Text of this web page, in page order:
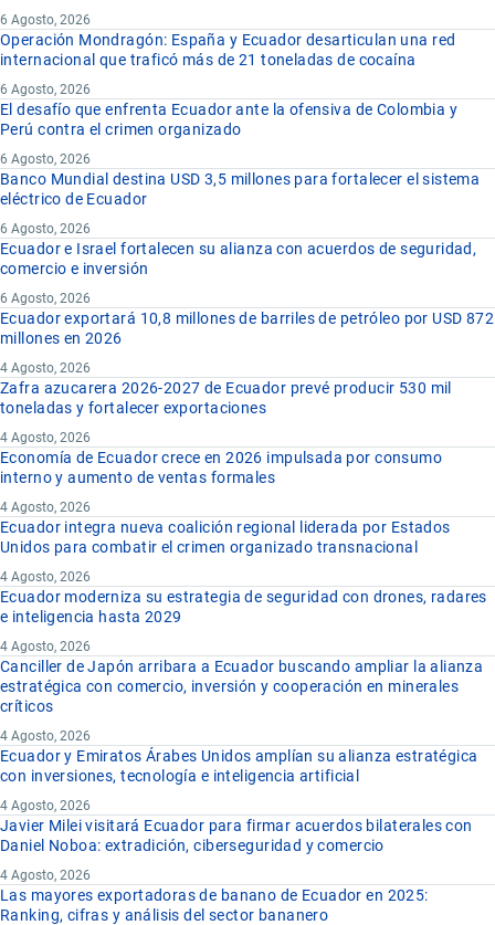
6 Agosto, 2026
Operación Mondragón: España y Ecuador desarticulan una red
internacional que traficó más de 21 toneladas de cocaína
6 Agosto, 2026
El desafío que enfrenta Ecuador ante la ofensiva de Colombia y
Perú contra el crimen organizado
6 Agosto, 2026
Banco Mundial destina USD 3,5 millones para fortalecer el sistema
eléctrico de Ecuador
6 Agosto, 2026
Ecuador e Israel fortalecen su alianza con acuerdos de seguridad,
comercio e inversión
6 Agosto, 2026
Ecuador exportará 10,8 millones de barriles de petróleo por USD 872
millones en 2026
4 Agosto, 2026
Zafra azucarera 2026-2027 de Ecuador prevé producir 530 mil
toneladas y fortalecer exportaciones
4 Agosto, 2026
Economía de Ecuador crece en 2026 impulsada por consumo
interno y aumento de ventas formales
4 Agosto, 2026
Ecuador integra nueva coalición regional liderada por Estados
Unidos para combatir el crimen organizado transnacional
4 Agosto, 2026
Ecuador moderniza su estrategia de seguridad con drones, radares
e inteligencia hasta 2029
4 Agosto, 2026
Canciller de Japón arribara a Ecuador buscando ampliar la alianza
estratégica con comercio, inversión y cooperación en minerales
críticos
4 Agosto, 2026
Ecuador y Emiratos Árabes Unidos amplían su alianza estratégica
con inversiones, tecnología e inteligencia artificial
4 Agosto, 2026
Javier Milei visitará Ecuador para firmar acuerdos bilaterales con
Daniel Noboa: extradición, ciberseguridad y comercio
4 Agosto, 2026
Las mayores exportadoras de banano de Ecuador en 2025:
Ranking, cifras y análisis del sector bananero